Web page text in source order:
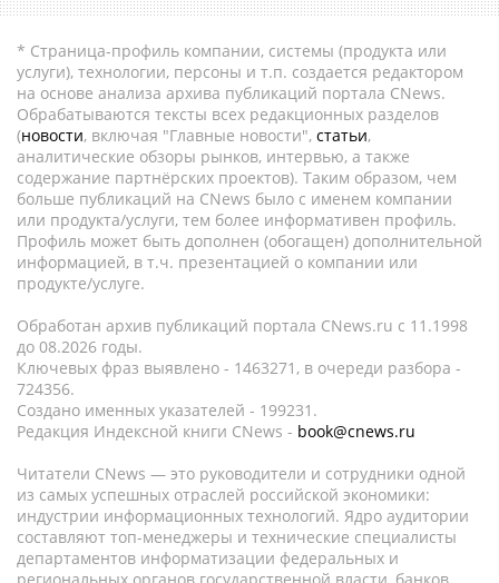
* Страница-профиль компании, системы (продукта или
услуги), технологии, персоны и т.п. создается редактором
на основе анализа архива публикаций портала CNews.
Обрабатываются тексты всех редакционных разделов
(новости, включая "Главные новости", статьи,
аналитические обзоры рынков, интервью, а также
содержание партнёрских проектов). Таким образом, чем
больше публикаций на CNews было с именем компании
или продукта/услуги, тем более информативен профиль.
Профиль может быть дополнен (обогащен) дополнительной
информацией, в т.ч. презентацией о компании или
продукте/услуге.
Обработан архив публикаций портала CNews.ru c 11.1998
до 08.2026 годы.
Ключевых фраз выявлено - 1463271, в очереди разбора -
724356.
Создано именных указателей - 199231.
Редакция Индексной книги CNews - book@cnews.ru
Читатели CNews — это руководители и сотрудники одной
из самых успешных отраслей российской экономики:
индустрии информационных технологий. Ядро аудитории
составляют топ-менеджеры и технические специалисты
департаментов информатизации федеральных и